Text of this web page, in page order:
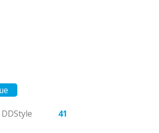
DDStyle 41